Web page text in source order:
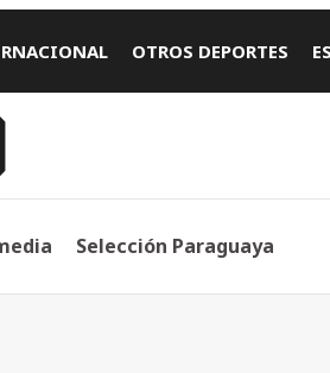
OTROS DEPORTES
Selección Paraguaya